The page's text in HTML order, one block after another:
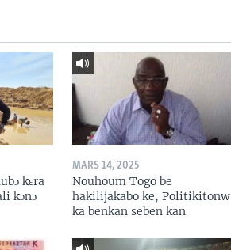
kɛra
kɔnɔ
MARS 14, 2025
Nouhoum Togo be
hakilijakabo ke, Politikitonw
ka benkan seben kan